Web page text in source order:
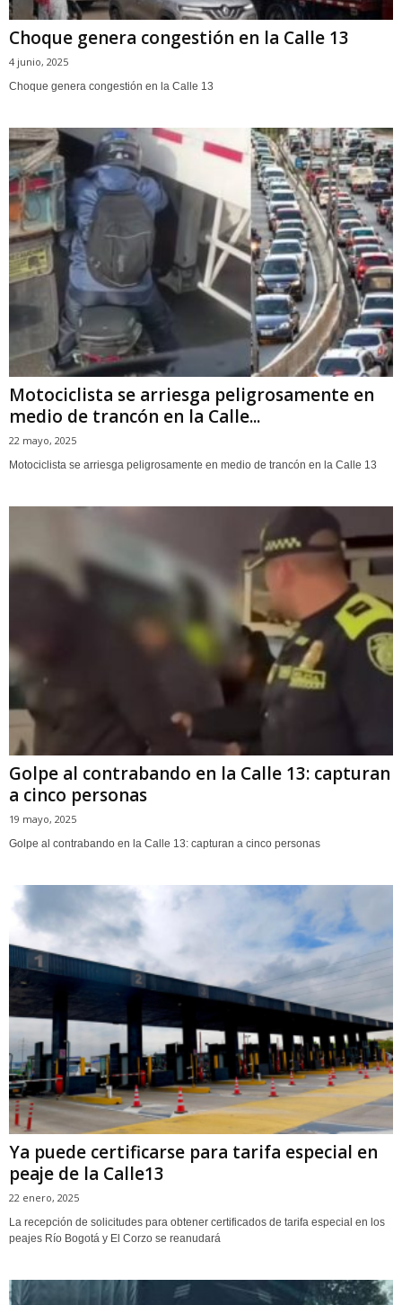
Choque genera congestión en la Calle 13
4 junio, 2025
Choque genera congestión en la Calle 13
Motociclista se arriesga peligrosamente en
medio de trancón en la Calle...
22 mayo, 2025
Motociclista se arriesga peligrosamente en medio de trancón en la Calle 13
Golpe al contrabando en la Calle 13: capturan
a cinco personas
19 mayo, 2025
Golpe al contrabando en la Calle 13: capturan a cinco personas
Ya puede certificarse para tarifa especial en
peaje de la Calle13
22 enero, 2025
La recepción de solicitudes para obtener certificados de tarifa especial en los
peajes Río Bogotá y El Corzo se reanudará